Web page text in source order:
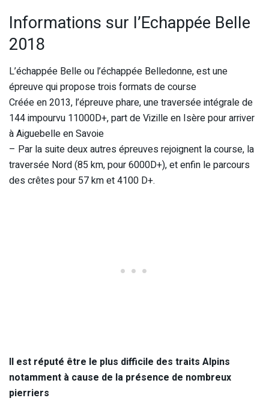
Informations sur l’Echappée Belle
2018
L’échappée Belle ou l’échappée Belledonne, est une
épreuve qui propose trois formats de course
Créée en 2013, l’épreuve phare, une traversée intégrale de
144 impourvu 11000D+, part de Vizille en Isère pour arriver
à Aiguebelle en Savoie
– Par la suite deux autres épreuves rejoignent la course, la
traversée Nord (85 km, pour 6000D+), et enfin le parcours
des crêtes pour 57 km et 4100 D+.
Il est réputé être le plus difficile des traits Alpins
notamment à cause de la présence de nombreux
pierriers